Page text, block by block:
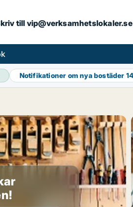
till
Notifikationer om nya bostäder